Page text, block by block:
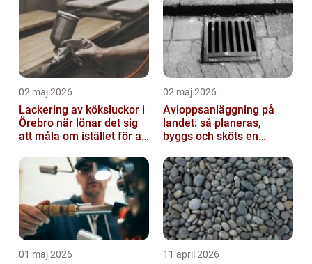
02 maj 2026
Lackering av köksluckor i
Örebro när lönar det sig
att måla om istället för att
02 maj 2026
Avloppsanläggning på
landet: så planeras,
byggs och sköts en
01 maj 2026 11 april 2026